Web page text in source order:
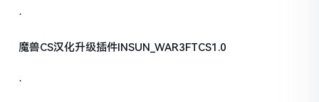
·
魔兽CS汉化升级插件INSUN_WAR3FTCS1.0
·